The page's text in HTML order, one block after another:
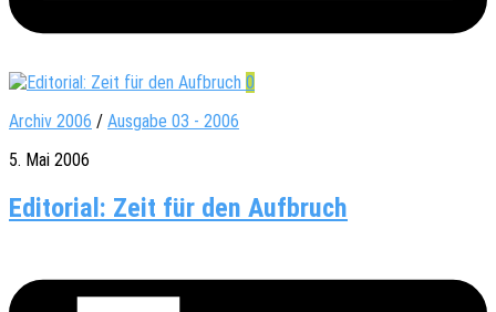
0
Archiv 2006 / Ausgabe 03 - 2006
5. Mai 2006
Editorial: Zeit für den Aufbruch